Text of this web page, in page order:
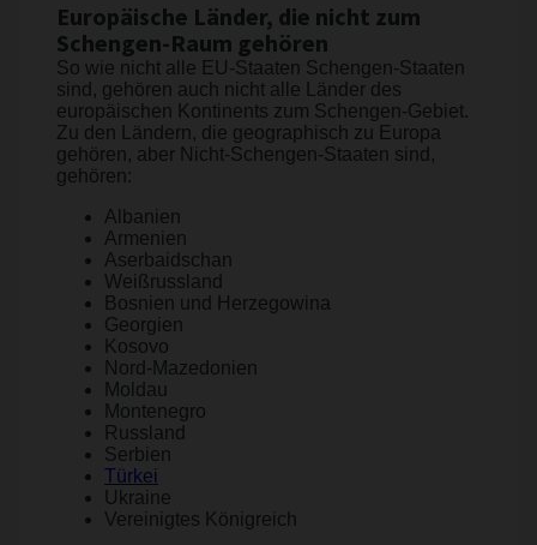
Europäische Länder, die nicht zum
Schengen-Raum gehören
So wie nicht alle EU-Staaten Schengen-Staaten
sind, gehören auch nicht alle Länder des
europäischen Kontinents zum Schengen-Gebiet.
Zu den Ländern, die geographisch zu Europa
gehören, aber Nicht-Schengen-Staaten sind,
gehören:
Albanien
Armenien
Aserbaidschan
Weißrussland
Bosnien und Herzegowina
Georgien
Kosovo
Nord-Mazedonien
Moldau
Montenegro
Russland
Serbien
Türkei
Ukraine
Vereinigtes Königreich